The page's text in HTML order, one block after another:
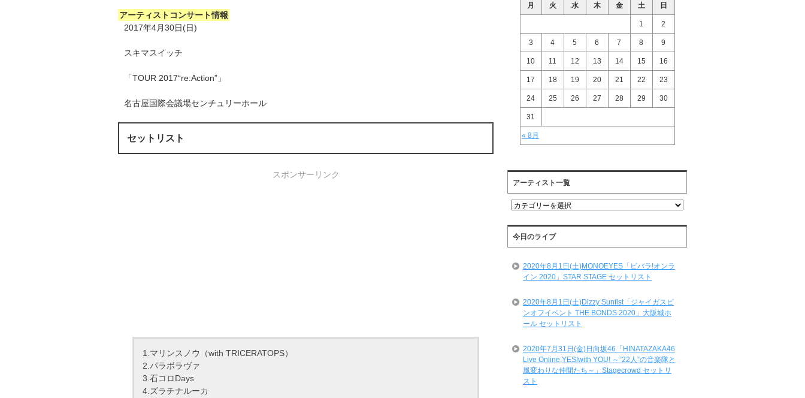
アーティストコンサート情報
2017年4月30日(日)
スキマスイッチ
「TOUR 2017“re:Action”」
名古屋国際会議場センチュリーホール
セットリスト
スポンサーリンク
1.マリンスノウ（with TRICERATOPS）
2.パラボラヴァ
3.石コロDays
4.ズラチナルーカ
月
火 水 木 金 土 日
« 8月
1 2
3 4 5 6 7 8 9
10 11 12 13 14 15 16
17 18 19 20 21 22 23
24 25 26 27 28 29 30
31
アーティスト一覧
ア
テ
ィ
ス
一
今日のライブ
2020年8月1日(土)MONOEYES「ビバラ!オンラ
イン 2020」STAR STAGE セットリスト
2020年8月1日(土)Dizzy Sunfist「ジャイガスピ
ンオフイベント THE BONDS 2020」大阪城ホ
ール セットリスト
2020年7月31日(金)日向坂46「HINATAZAKA46
Live Online,YES!with YOU! ～”22人”の音楽隊と
風変わりな仲間たち～」Stagecrowd セットリ
スト